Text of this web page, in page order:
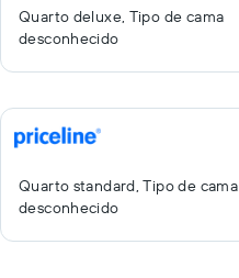
Quarto deluxe, Tipo de cama
desconhecido
Quarto standard, Tipo de cama
desconhecido